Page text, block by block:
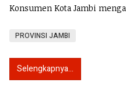
Konsumen Kota Jambi
PROVINSI JAMBI
Selengkapnya...